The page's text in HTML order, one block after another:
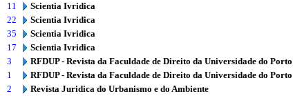
11
Scientia Ivridica
22
Scientia Ivridica
35
Scientia Ivridica
17
Scientia Ivridica
3
RFDUP - Revista da Faculdade de Direito da Universidade do Porto
1
RFDUP - Revista da Faculdade de Direito da Universidade do Porto
2
Revista Juridica do Urbanismo e do Ambiente